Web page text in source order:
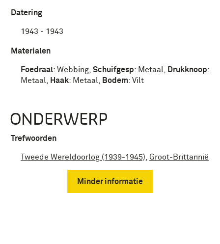
Datering
1943 - 1943
Materialen
Foedraal: Webbing Schuifgesp: Metaal Drukknoop:
Metaal
Haak: Metaal Bodem: Vilt
ONDERWERP
Trefwoorden
Tweede Wereldoorlog (1939-1945) Groot-Brittannië
Minder informatie